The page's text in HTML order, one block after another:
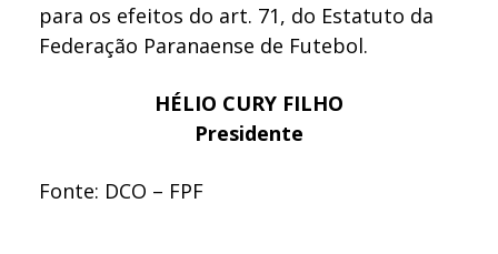
para os efeitos do art. 71, do Estatuto da
Federação Paranaense de Futebol.
HÉLIO CURY FILHO
Presidente
Fonte: DCO – FPF